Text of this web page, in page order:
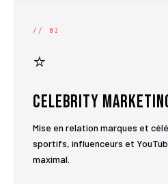
// 02
⭐
Celebrity
Mise en relation marques et
sportifs, influenceurs et
maximal.